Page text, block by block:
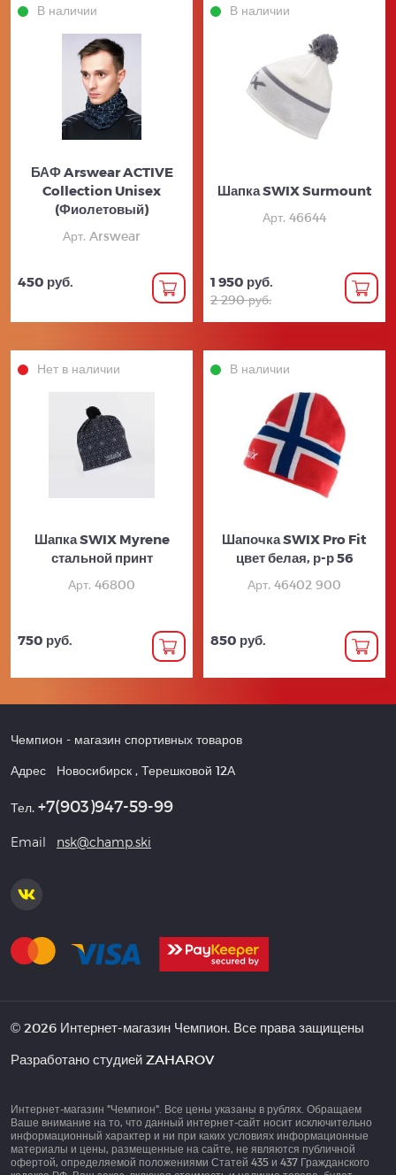
В наличии
БАФ Arswear ACTIVE
Collection Unisex
(Фиолетовый)
Арт. Arswear
450 руб.
В наличии
Шапка SWIX Surmount
Арт. 46644
1 950 руб.
2 290 руб.
Нет в наличии
Шапка SWIX Myrene
стальной принт
Арт. 46800
750 руб.
В наличии
Шапочка SWIX Pro Fit
цвет белая, р-р 56
Арт. 46402 900
850 руб.
Чемпион - магазин спортивных товаров
Адрес Новосибирск , Терешковой 12А
Тел. +7(903)947-59-99
Email nsk@champ.ski
© 2026 Интернет-магазин Чемпион. Все права защищены
Разработано студией ZAHAROV
Интернет-магазин "Чемпион". Все цены указаны в рублях. Обращаем
Ваше внимание на то, что данный интернет-сайт носит исключительно
информационный характер и ни при каких условиях информационные
материалы и цены, размещенные на сайте, не являются публичной
офертой, определяемой положениями Статей 435 и 437 Гражданского